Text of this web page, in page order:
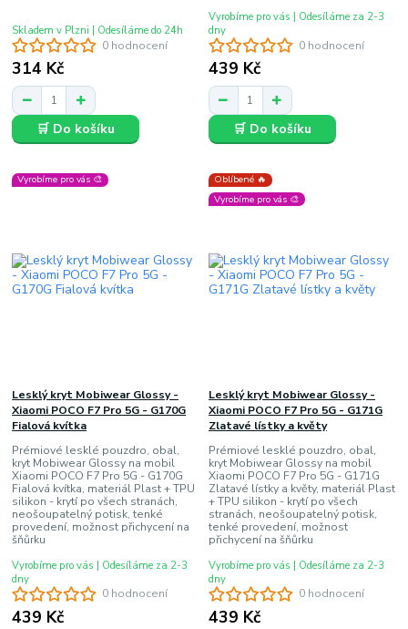
0 hodnocení
314 Kč
Skladem v Plzni | Odesíláme do 24h
🛒 Do košíku
0 hodnocení
439 Kč
Vyrobíme pro vás | Odesíláme za 2-3
dny
🛒 Do košíku
Vyrobíme pro vás 🎨
0 hodnocení
Lesklý kryt Mobiwear Glossy -
Xiaomi POCO F7 Pro 5G - G170G
Fialová kvítka
Prémiové lesklé pouzdro, obal,
kryt Mobiwear Glossy na mobil
Xiaomi POCO F7 Pro 5G - G170G
Fialová kvítka, materiál Plast + TPU
silikon - krytí po všech stranách,
neošoupatelný potisk, tenké
provedení, možnost přichycení na
šňůrku
439 Kč
Vyrobíme pro vás | Odesíláme za 2-3
dny
Oblíbené 🔥
Vyrobíme pro vás 🎨
0 hodnocení
Lesklý kryt Mobiwear Glossy -
Xiaomi POCO F7 Pro 5G - G171G
Zlatavé lístky a květy
Prémiové lesklé pouzdro, obal,
kryt Mobiwear Glossy na mobil
Xiaomi POCO F7 Pro 5G - G171G
Zlatavé lístky a květy, materiál Plast
+ TPU silikon - krytí po všech
stranách, neošoupatelný potisk,
tenké provedení, možnost
přichycení na šňůrku
439 Kč
Vyrobíme pro vás | Odesíláme za 2-3
dny